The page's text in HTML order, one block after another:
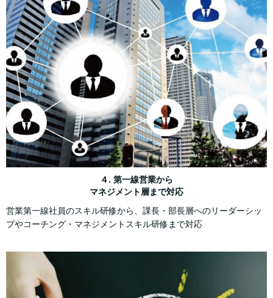
４. 第一線営業から
マネジメント層まで対応
営業第一線社員のスキル研修から、課長・部長層へのリーダーシッ
プやコーチング・マネジメントスキル研修まで対応